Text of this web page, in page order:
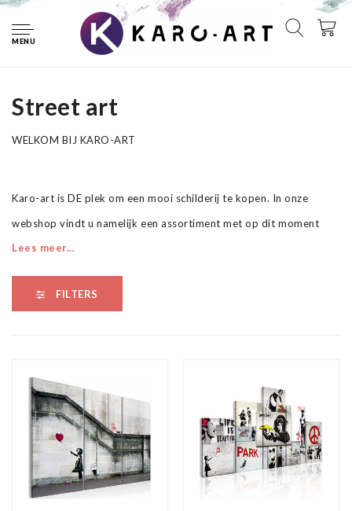
MENU
Schilderijen Street art
Street art
WELKOM BIJ KARO-ART
Karo-art is DE plek om een mooi schilderij te kopen. In onze
webshop vindt u namelijk een assortiment met op dit moment
ruim 7000 schilderijen. En elke dag komen er nieuwe doeken bij.
Van fotoschilderijen op canvas tot aan onze schitterende canvas
art collectie. Van schilderijen op linnen die handgeschilderd, uniek
Lees meer...
FILTERS